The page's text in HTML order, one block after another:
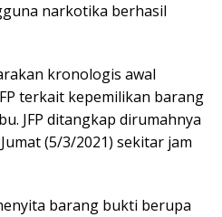
narkotika berhasil
kronologis awal
terkait kepemilikan barang
JFP ditangkap dirumahnya
(5/3/2021) sekitar jam
barang bukti berupa